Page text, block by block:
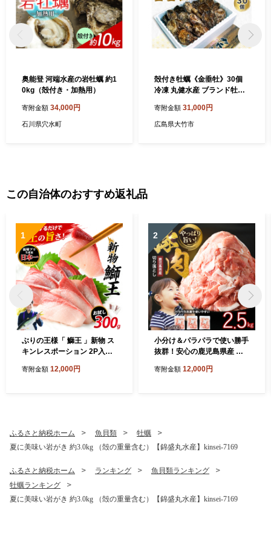
奥能登 河端水産の岩牡蠣 約1
0kg（殻付き・加熱用）
寄附金額 34,000円
石川県穴水町
殻付き牡蠣《金垂牡》30個
冷凍 丸健水産 ブランド牡蠣
殻付き 広島 広島牡蠣 [2369]
寄附金額 31,000円
広島県大竹市
この自治体のおすすめ返礼品
1
ぶりの王様「 鰤王 」新物 ス
キンレスポーション 2P入り
ぶりしゃぶ たたき 産地直送
寄附金額 12,000円
2
小分け＆パラパラで使い勝手
抜群！安心の鹿児島県産 豚
0g×5P) 訳あり 小間切れ 小分
寄附金額 12,000円
ふるさと納税ホーム 魚貝類
牡蠣
夏に美味い岩がき 約3.0kg （殻の重量含む）【錦盛丸水産】kinsei-7169
ふるさと納税ホーム ランキング
魚貝類ランキング
牡蠣ランキング
夏に美味い岩がき 約3.0kg （殻の重量含む）【錦盛丸水産】kinsei-7169